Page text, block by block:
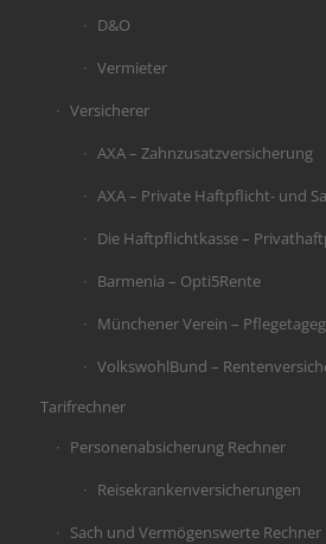
D&O
Vermieter
Versicherer
AXA – Zahnzusatzversicherung
AXA – Private Haftpflicht- und
Die Haftpflichtkasse –
Barmenia – Opti5Rente
Münchener Verein –
VolkswohlBund –
Tarifrechner
Personenabsicherung Rechner
Reisekrankenversicherungen
Sach und Vermögenswerte Rechner